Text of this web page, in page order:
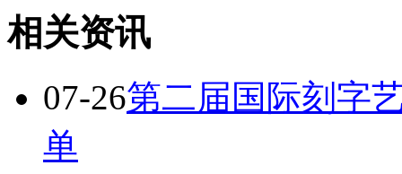
相关资讯
07-26第二届国际刻字
单